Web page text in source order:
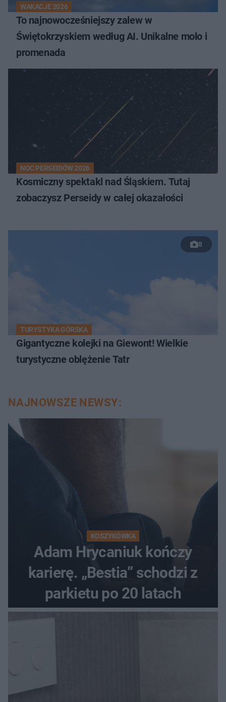
WAKACJE 2026
To najnowocześniejszy zalew w
Świętokrzyskiem według AI. Unikalne molo i
promenada
NOC PERSEIDÓW 2026
Kosmiczny spektakl nad Śląskiem. Tutaj
zobaczysz Perseidy w całej okazałości
8
TURYSTYKA GÓRSKA
Gigantyczne kolejki na Giewont! Wielkie
turystyczne oblężenie Tatr
NAJNOWSZE NEWSY:
KOSZYKÓWKA
Adam Hrycaniuk kończy
karierę. „Bestia” schodzi z
parkietu po 20 latach